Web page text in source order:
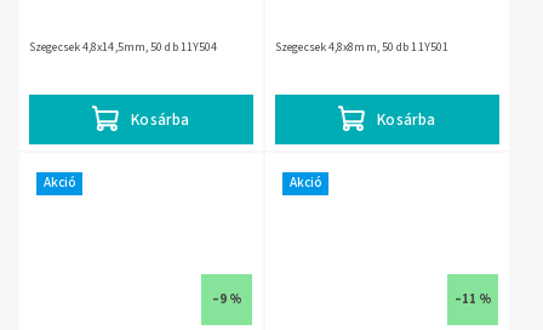
Kosárba
Szegecsek 4,8x14,5mm, 50 db 11Y504
Kosárba
Szegecsek 4,8x8mm, 50 db 11Y501
Akció
–9 %
Akció
–11 %